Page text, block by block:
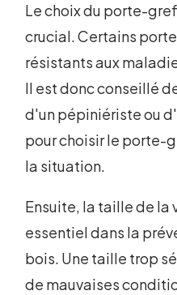
Le choix du porte-
crucial. Certains
résistants aux
Il est donc conseillé
d'un pépiniériste ou
pour choisir le porte-
la situation.
Ensuite, la taille de la
essentiel dans la
bois. Une taille trop
de mauvaises